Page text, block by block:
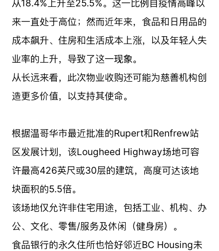
从18.4%上升至25.5%。这一比例自疫情高峰以
来一直处于高位；然而近年来，食品和日用品的
成本飙升、住房和生活成本上涨，以及年轻人失
业率的上升，导致了这一现象。
从长远来看，此次物业收购还可能为慈善机构创
造更多价值，以支持其使命。
根据温哥华市最近批准的Rupert和Renfrew站
区发展计划，该Lougheed Highway场地可容
许最高426英尺或30层的建筑，高度可达该地
块面积的5.5倍。
该场地仅允许非住宅用途，包括工业、机构、办
公、文化、零售/服务及休闲（健身房）。
食品银行的永久住所也恰好邻近BC Housing未